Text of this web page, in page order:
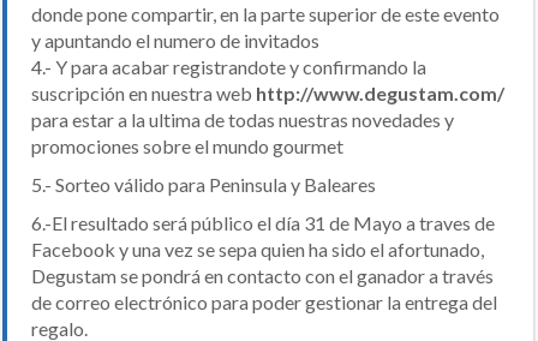
donde pone compartir, en la parte superior de este evento
y apuntando el numero de invitados
4.- Y para acabar registrandote y confirmando la
suscripción en nuestra web http://www.degustam.com/
para estar a la ultima de todas nuestras novedades y
promociones sobre el mundo gourmet
5.- Sorteo válido para Peninsula y Baleares
6.-El resultado será público el día 31 de Mayo a traves de
Facebook y una vez se sepa quien ha sido el afortunado,
Degustam se pondrá en contacto con el ganador a través
de correo electrónico para poder gestionar la entrega del
regalo.